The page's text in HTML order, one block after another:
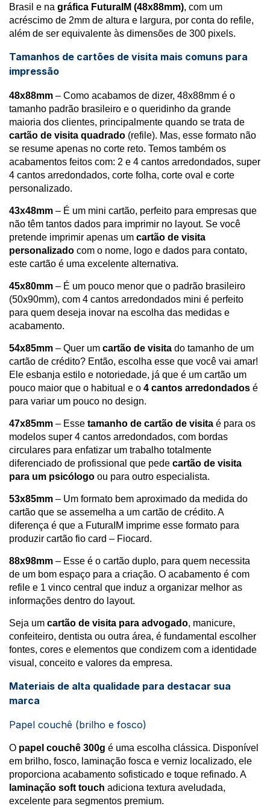
Brasil e na gráfica FuturaIM (48x88mm), com um
acréscimo de 2mm de altura e largura, por conta do refile,
além de ser equivalente às dimensões de 300 pixels.
Tamanhos de cartões de visita mais comuns para
impressão
48x88mm – Como acabamos de dizer, 48x88mm é o
tamanho padrão brasileiro e o queridinho da grande
maioria dos clientes, principalmente quando se trata de
cartão de visita quadrado (refile). Mas, esse formato não
se resume apenas no corte reto. Temos também os
acabamentos feitos com: 2 e 4 cantos arredondados, super
4 cantos arredondados, corte folha, corte oval e corte
personalizado.
43x48mm – É um mini cartão, perfeito para empresas que
não têm tantos dados para imprimir no layout. Se você
pretende imprimir apenas um cartão de visita
personalizado com o nome, logo e dados para contato,
este cartão é uma excelente alternativa.
45x80mm – É um pouco menor que o padrão brasileiro
(50x90mm), com 4 cantos arredondados mini é perfeito
para quem deseja inovar na escolha das medidas e
acabamento.
54x85mm – Quer um cartão de visita do tamanho de um
cartão de crédito? Então, escolha esse que você vai amar!
Ele esbanja estilo e notoriedade, já que é um cartão um
pouco maior que o habitual e o 4 cantos arredondados é
para variar um pouco no design.
47x85mm – Esse tamanho de cartão de visita é para os
modelos super 4 cantos arredondados, com bordas
circulares para enfatizar um trabalho totalmente
diferenciado de profissional que pede cartão de visita
para um psicólogo ou para outro especialista.
53x85mm – Um formato bem aproximado da medida do
cartão que se assemelha a um cartão de crédito. A
diferença é que a FuturaIM imprime esse formato para
produzir cartão fio card – Fiocard.
88x98mm – Esse é o cartão duplo, para quem necessita
de um bom espaço para a criação. O acabamento é com
refile e 1 vinco central que induz a organizar melhor as
informações dentro do layout.
Seja um cartão de visita para advogado, manicure,
confeiteiro, dentista ou outra área, é fundamental escolher
fontes, cores e elementos que condizem com a identidade
visual, conceito e valores da empresa.
Materiais de alta qualidade para destacar sua
marca
Papel couchê (brilho e fosco)
O papel couchê 300g é uma escolha clássica. Disponível
em brilho, fosco, laminação fosca e verniz localizado, ele
proporciona acabamento sofisticado e toque refinado. A
laminação soft touch adiciona textura aveludada,
excelente para segmentos premium.